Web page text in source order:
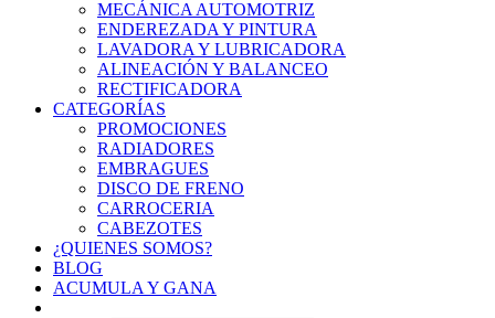
MECÁNICA AUTOMOTRIZ
ENDEREZADA Y PINTURA
LAVADORA Y LUBRICADORA
ALINEACIÓN Y BALANCEO
RECTIFICADORA
CATEGORÍAS
PROMOCIONES
RADIADORES
EMBRAGUES
DISCO DE FRENO
CARROCERIA
CABEZOTES
¿QUIENES SOMOS?
BLOG
ACUMULA Y GANA